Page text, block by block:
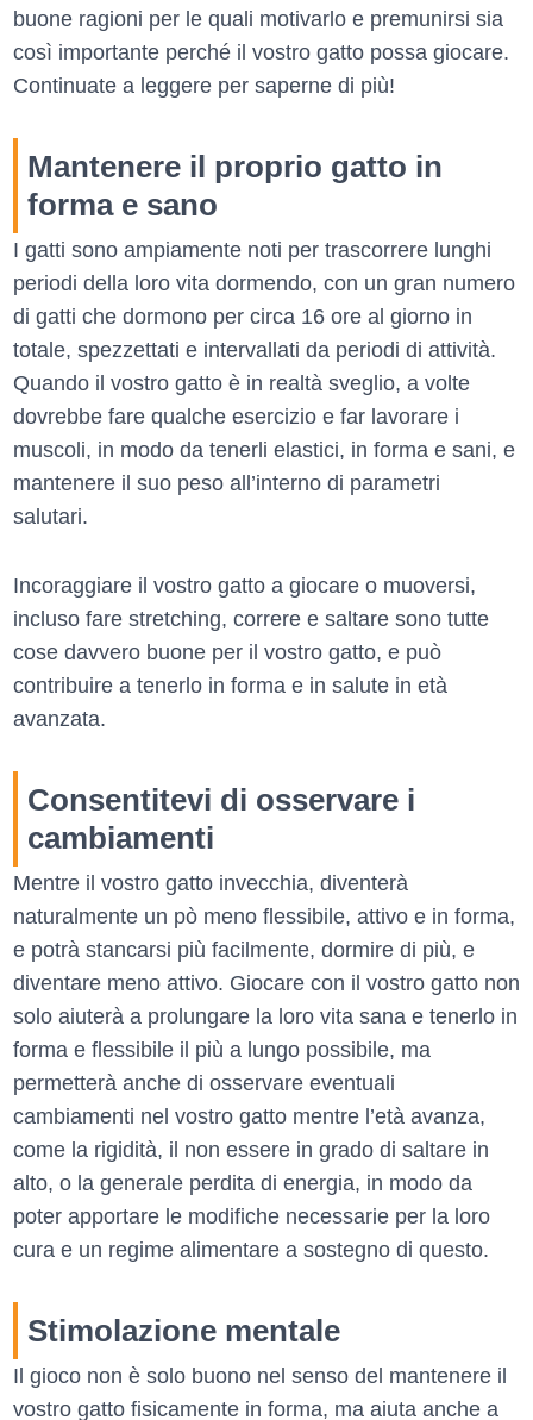
buone ragioni per le quali motivarlo e premunirsi sia
così importante perché il vostro gatto possa giocare.
Continuate a leggere per saperne di più!
Mantenere il proprio gatto in
forma e sano
I gatti sono ampiamente noti per trascorrere lunghi
periodi della loro vita dormendo, con un gran numero
di gatti che dormono per circa 16 ore al giorno in
totale, spezzettati e intervallati da periodi di attività.
Quando il vostro gatto è in realtà sveglio, a volte
dovrebbe fare qualche esercizio e far lavorare i
muscoli, in modo da tenerli elastici, in forma e sani, e
mantenere il suo peso all’interno di parametri
salutari.
Incoraggiare il vostro gatto a giocare o muoversi,
incluso fare stretching, correre e saltare sono tutte
cose davvero buone per il vostro gatto, e può
contribuire a tenerlo in forma e in salute in età
avanzata.
Consentitevi di osservare i
cambiamenti
Mentre il vostro gatto invecchia, diventerà
naturalmente un pò meno flessibile, attivo e in forma,
e potrà stancarsi più facilmente, dormire di più, e
diventare meno attivo. Giocare con il vostro gatto non
solo aiuterà a prolungare la loro vita sana e tenerlo in
forma e flessibile il più a lungo possibile, ma
permetterà anche di osservare eventuali
cambiamenti nel vostro gatto mentre l’età avanza,
come la rigidità, il non essere in grado di saltare in
alto, o la generale perdita di energia, in modo da
poter apportare le modifiche necessarie per la loro
cura e un regime alimentare a sostegno di questo.
Stimolazione mentale
Il gioco non è solo buono nel senso del mantenere il
vostro gatto fisicamente in forma, ma aiuta anche a